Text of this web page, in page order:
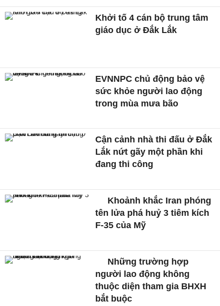
Khởi tố 4 cán bộ trung tâm
giáo dục ở Đắk Lắk
EVNNPC chủ động bảo vệ
sức khỏe người lao động
trong mùa mưa bão
Cận cảnh nhà thi đấu ở Đắk
Lắk nứt gãy một phần khi
đang thi công
Khoảnh khắc Iran phóng
tên lửa phá huỷ 3 tiêm kích
F-35 của Mỹ
Những trường hợp
người lao động không
thuộc diện tham gia BHXH
bắt buộc